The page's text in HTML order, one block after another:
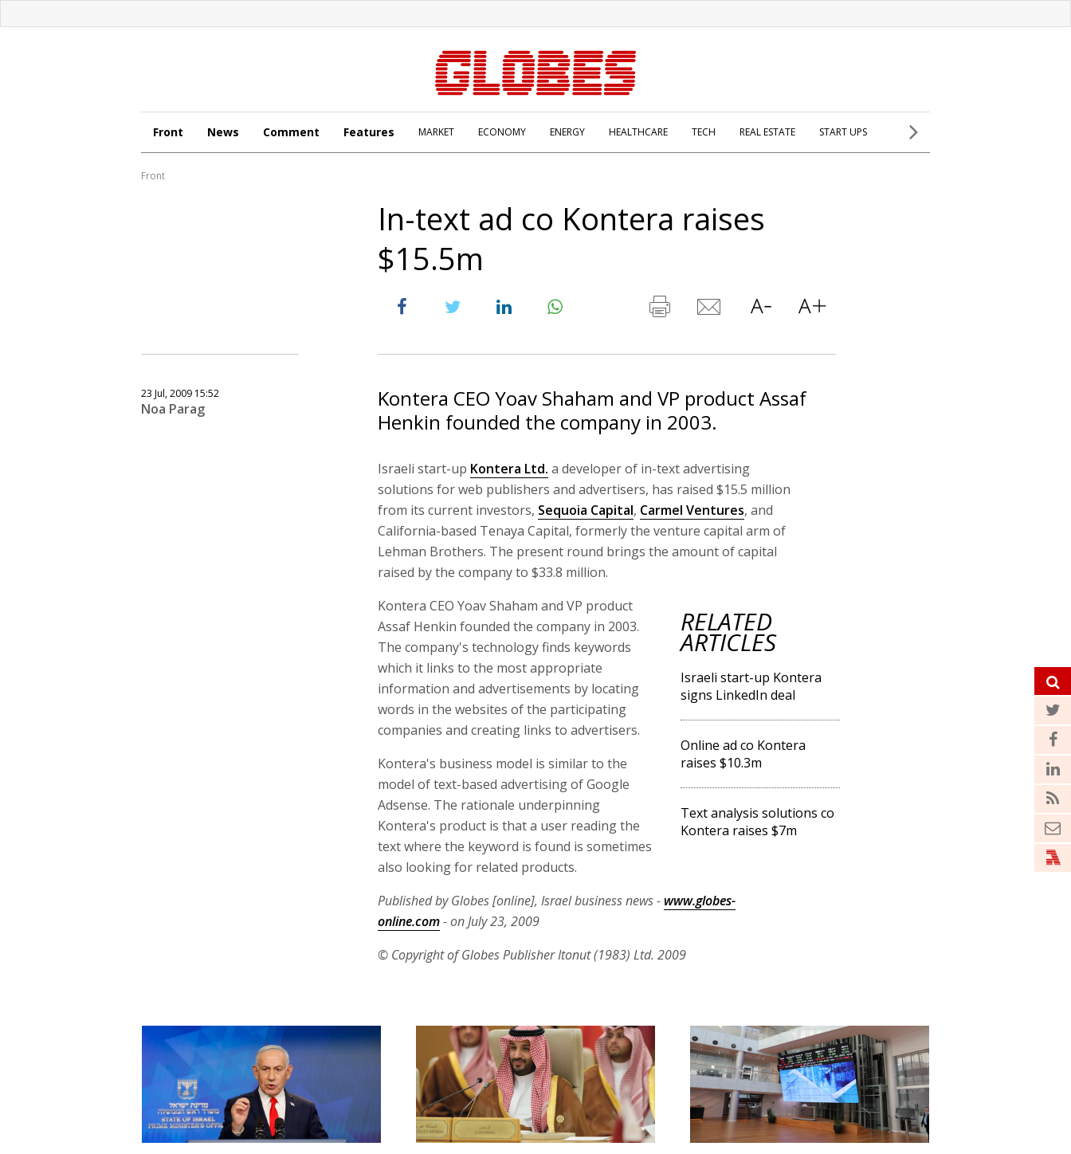
Front News Comment Features MARKET ECONOMY ENERGY HEALTHCARE TECH REAL ESTATE START UPS
Front
In-text ad co Kontera raises
$15.5m
23 Jul, 2009 15:52
Noa Parag
Kontera CEO Yoav Shaham and VP product Assaf
Henkin founded the company in 2003.
Israeli start-up Kontera Ltd. a developer of in-text advertising
solutions for web publishers and advertisers, has raised $15.5 million
from its current investors, Sequoia Capital, Carmel Ventures, and
California-based Tenaya Capital, formerly the venture capital arm of
Lehman Brothers. The present round brings the amount of capital
raised by the company to $33.8 million.
RELATED
ARTICLES
Israeli start-up Kontera
signs LinkedIn deal
Online ad co Kontera
raises $10.3m
Text analysis solutions co
Kontera raises $7m
Kontera CEO Yoav Shaham and VP product
Assaf Henkin founded the company in 2003.
The company's technology finds keywords
which it links to the most appropriate
information and advertisements by locating
words in the websites of the participating
companies and creating links to advertisers.
Kontera's business model is similar to the
model of text-based advertising of Google
Adsense. The rationale underpinning
Kontera's product is that a user reading the
text where the keyword is found is sometimes
also looking for related products.
Published by Globes [online], Israel business news - www.globes-
online.com- on July 23, 2009
© Copyright of Globes Publisher Itonut (1983) Ltd. 2009